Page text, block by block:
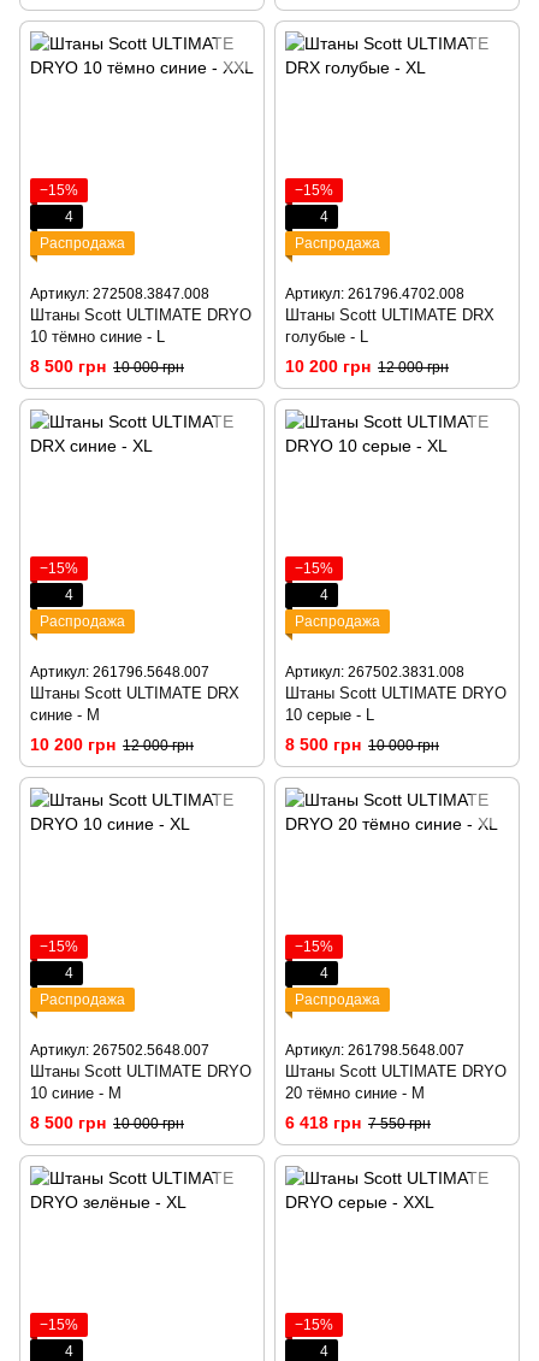
−15%
4
Распродажа
Артикул: 272508.3847.008
Штаны Scott ULTIMATE DRYO
10 тёмно синие - L
8 500 грн 10 000 грн
−15%
4
Распродажа
Артикул: 261796.4702.008
Штаны Scott ULTIMATE DRX
голубые - L
10 200 грн 12 000 грн
−15%
4
Распродажа
Артикул: 261796.5648.007
Штаны Scott ULTIMATE DRX
синие - M
10 200 грн 12 000 грн
−15%
4
Распродажа
Артикул: 267502.3831.008
Штаны Scott ULTIMATE DRYO
10 серые - L
8 500 грн 10 000 грн
−15%
4
Распродажа
Артикул: 267502.5648.007
Штаны Scott ULTIMATE DRYO
10 синие - M
8 500 грн 10 000 грн
−15%
4
Распродажа
Артикул: 261798.5648.007
Штаны Scott ULTIMATE DRYO
20 тёмно синие - M
6 418 грн 7 550 грн
−15%
4
−15%
4